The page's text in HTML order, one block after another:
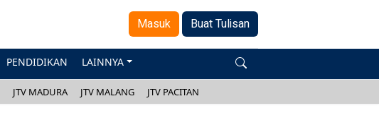
Masuk Buat Tulisan
PENDIDIKAN LAINNYA
JTV MADURA JTV MALANG JTV PACITAN